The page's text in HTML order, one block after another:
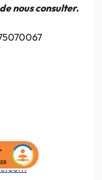
nous consulter.